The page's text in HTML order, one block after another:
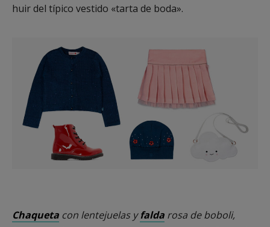
huir del típico vestido «tarta de boda».
Chaqueta con lentejuelas yfalda rosa de boboli,